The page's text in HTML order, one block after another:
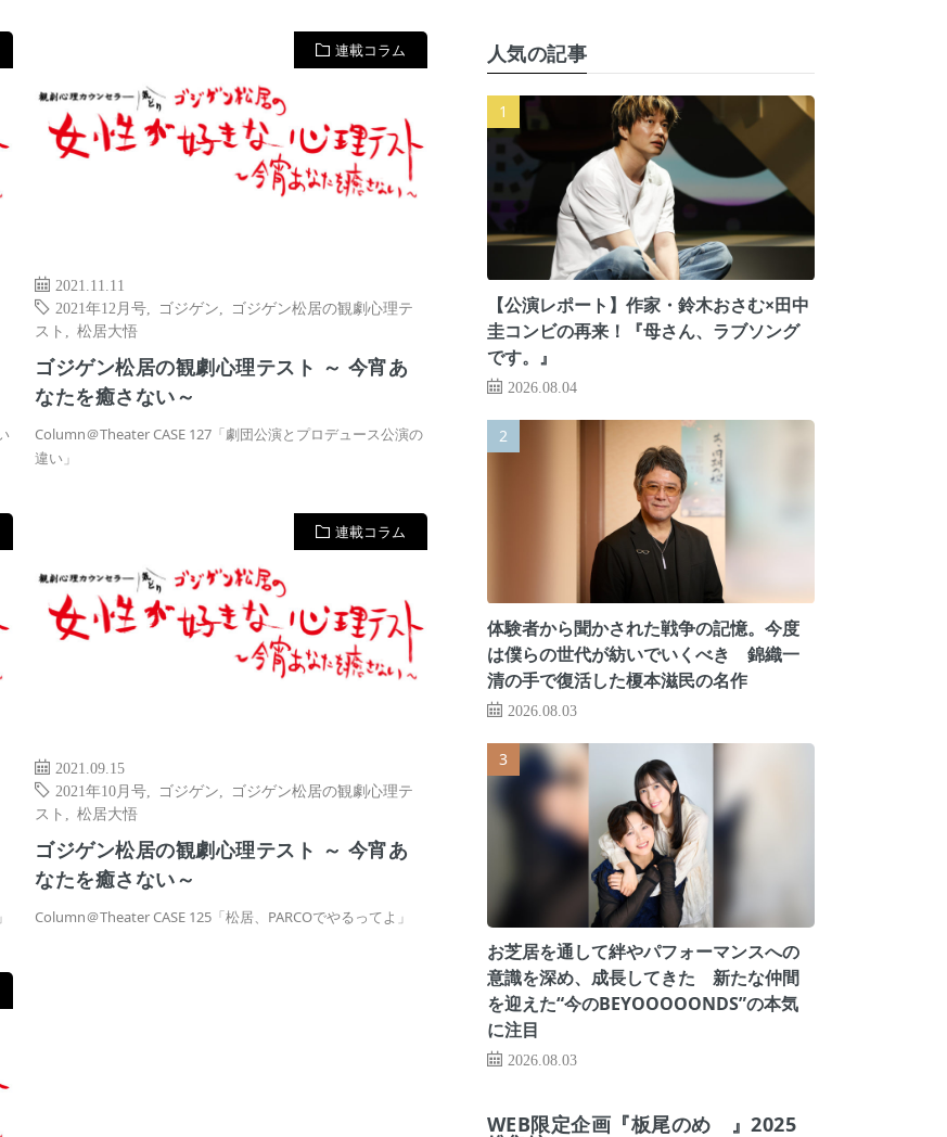
連載コラム
2021.11.11
2021年12月号
ゴジゲン
ゴジゲン松居の観劇心理テ
スト
,松居大悟
ゴジゲン松居の観劇心理テスト ～ 今宵あ
なたを癒さない～
Column＠Theater CASE 127「劇団公演とプロデュース公演の
違い」
連載コラム
2021.09.15
2021年10月号
ゴジゲン
ゴジゲン松居の観劇心理テ
スト
,松居大悟
ゴジゲン松居の観劇心理テスト ～ 今宵あ
なたを癒さない～
Column＠Theater CASE 125「松居、PARCOでやるってよ」
人気の記事
【公演レポート】作家・鈴木おさむ×田中
圭コンビの再来！『母さん、ラブソング
です。』
2026.08.04
体験者から聞かされた戦争の記憶。今度
は僕らの世代が紡いでいくべき 錦織一
清の手で復活した榎本滋民の名作
2026.08.03
お芝居を通して絆やパフォーマンスへの
意識を深め、成長してきた 新たな仲間
を迎えた“今のBEYOOOOONDS”の本気
に注目
2026.08.03
WEB限定企画『板尾のめ゙』2025